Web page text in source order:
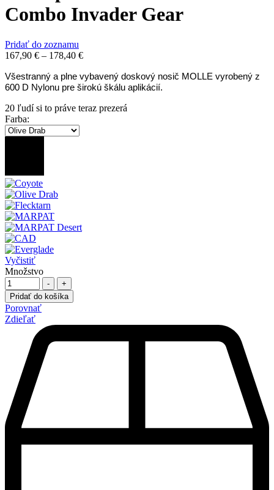
Combo Invader Gear
Pridať do zoznamu
167,90 € – 178,40 €
Všestranný a plne vybavený doskový nosič MOLLE vyrobený z
600 D Nylonu pre širokú škálu aplikácií.
20 ľudí si to práve teraz prezerá
Farba:
Vyčistiť
Množstvo
-
+
Pridať do košíka
Porovnať
Zdieľať